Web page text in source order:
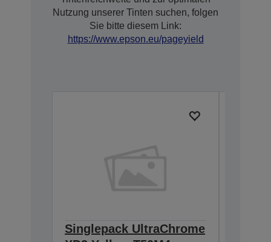
Nutzung unserer Tinten suchen, folgen
Sie bitte diesem Link:
https://www.epson.eu/pageyield
Singlepack UltraChrome